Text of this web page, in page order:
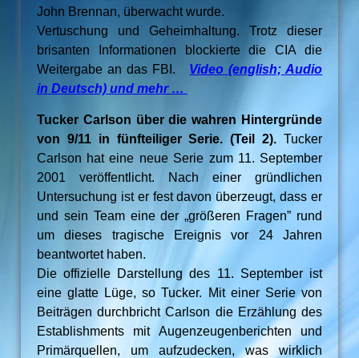
John Brennan, überwacht wurde.
Vertuschung und Geheimhaltung. Trotz dieser
brisanten Informationen blockierte die CIA die
Weitergabe an das FBI. Video (english; Audio
in Deutsch) und mehr …
Tucker Carlson über die wahren Hintergründe
von 9/11 in fünfteiliger Serie. (Teil 2).Tucker
Carlson hat eine neue Serie zum 11. September
2001 veröffentlicht. Nach einer gründlichen
Untersuchung ist er fest davon überzeugt, dass er
und sein Team eine der „größeren Fragen” rund
um dieses tragische Ereignis vor 24 Jahren
beantwortet haben.
Die offizielle Darstellung des 11. September ist
eine glatte Lüge, so Tucker. Mit einer Serie von
Beiträgen durchbricht Carlson die Erzählung des
Establishments mit Augenzeugenberichten und
Primärquellen, um aufzudecken, was wirklich